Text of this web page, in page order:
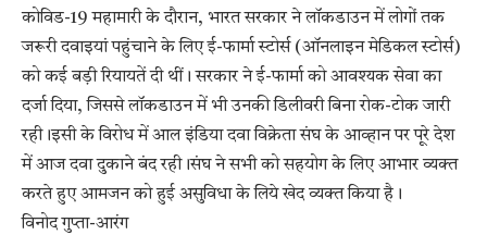
कोविड-19 महामारी के दौरान, भारत सरकार ने लॉकडाउन में लोगों तक
जरूरी दवाइयां पहुंचाने के लिए ई-फार्मा स्टोर्स (ऑनलाइन मेडिकल स्टोर्स)
को कई बड़ी रियायतें दी थीं। सरकार ने ई-फार्मा को आवश्यक सेवा का
दर्जा दिया, जिससे लॉकडाउन में भी उनकी डिलीवरी बिना रोक-टोक जारी
रही।इसी के विरोध में आल इंडिया दवा विक्रेता संघ के आव्हान पर पूरे देश
में आज दवा दुकाने बंद रही।संघ ने सभी को सहयोग के लिए आभार व्यक्त
करते हुए आमजन को हुई असुविधा के लिये खेद व्यक्त किया है।
विनोद गुप्ता-आरंग